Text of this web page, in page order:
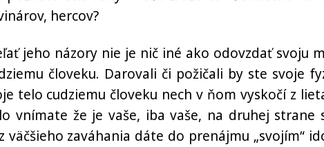
hercov?
jeho názory nie je nič iné ako odovzdať svoju
človeku. Darovali či požičali by ste svoje
telo cudziemu človeku nech v ňom vyskočí z
vnímate že je vaše, iba vaše, na druhej strane
väčšieho zaváhania dáte do prenájmu „svojím“